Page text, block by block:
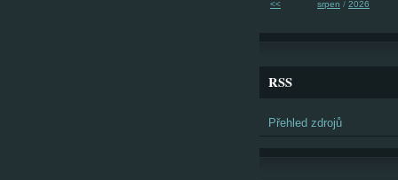
<< srpen / 2026
RSS
Přehled zdrojů